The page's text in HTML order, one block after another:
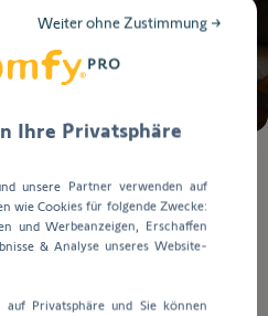
Ihre Privatsphäre
unsere Partner verwenden auf
wie Cookies für folgende Zwecke:
und Werbeanzeigen, Erschaffen
& Analyse unseres Website-
Privatsphäre und Sie können
Weiter ohne Zustimmung →